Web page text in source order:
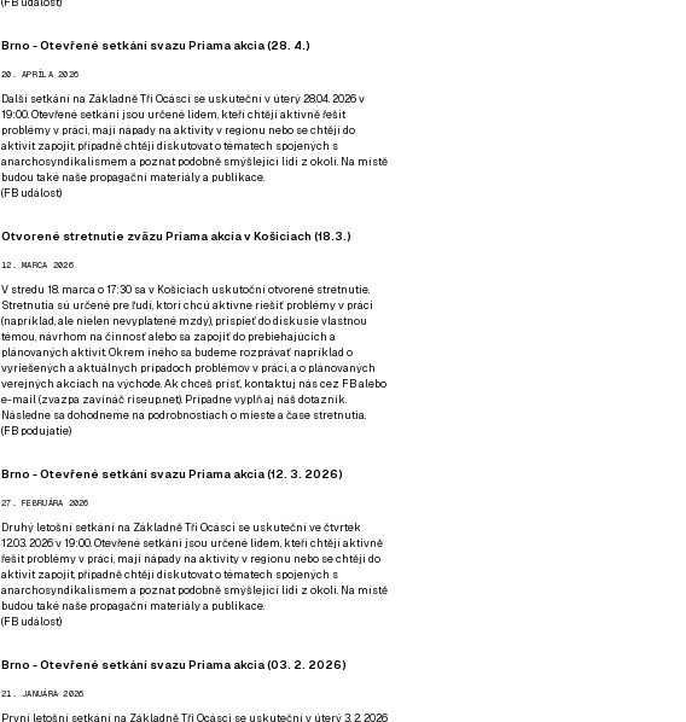
Brno - Otevřené setkání svazu Priama akcia (28. 4.)
20. APRÍLA 2026
Další setkání na Základně Tři Ocásci se uskuteční v úterý 28.04. 2026 v
19:00. Otevřené setkání jsou určené lidem, kteří chtějí aktivně řešit
problémy v práci, mají nápady na aktivity v regionu nebo se chtějí do
aktivit zapojit, případně chtějí diskutovat o tématech spojených s
anarchosyndikalismem a poznat podobně smýšlející lidi z okolí. Na místě
budou také naše propagační materiály a publikace.
(FB událost)
Otvorené stretnutie zväzu Priama akcia v Košiciach (18.3.)
12. MARCA 2026
V stredu 18. marca o 17:30 sa v Košiciach uskutoční otvorené stretnutie.
Stretnutia sú určené pre ľudí, ktorí chcú aktívne riešiť problémy v práci
(napríklad, ale nielen nevyplatené mzdy), prispieť do diskusie vlastnou
témou, návrhom na činnosť alebo sa zapojiť do prebiehajúcich a
plánovaných aktivít. Okrem iného sa budeme rozprávať napríklad o
vyriešených a aktuálnych prípadoch problémov v práci, a o plánovaných
verejných akciach na východe. Ak chceš prísť, kontaktuj nás cez FBalebo
e-mail (zvazpa zavináč riseup.net). Prípadnevyplň aj náš dotazník.
Následne sa dohodneme na podrobnostiach o mieste a čase stretnutia.
(FB podujatie)
Brno - Otevřené setkání svazu Priama akcia (12. 3. 2026)
27. FEBRUÁRA 2026
Druhý letošní setkání na Základně Tři Ocásci se uskuteční ve čtvrtek
12.03. 2026 v 19:00. Otevřené setkání jsou určené lidem, kteří chtějí aktivně
řešit problémy v práci, mají nápady na aktivity v regionu nebo se chtějí do
aktivit zapojit, případně chtějí diskutovat o tématech spojených s
anarchosyndikalismem a poznat podobně smýšlející lidi z okolí. Na místě
budou také naše propagační materiály a publikace.
(FB událost)
Brno - Otevřené setkání svazu Priama akcia (03. 2. 2026)
21. JANUÁRA 2026
První letošní setkání na Základně Tři Ocásci se uskuteční v úterý 3. 2. 2026